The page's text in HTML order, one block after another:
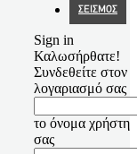
ΣΕΙΣΜΟΣ
Sign in
Καλωσήρθατε!
Συνδεθείτε στον
λογαριασμό σας
το όνομα χρήστη
σας